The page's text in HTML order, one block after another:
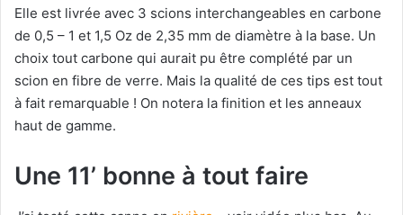
Elle est livrée avec 3 scions interchangeables en carbone
de 0,5 – 1 et 1,5 Oz de 2,35 mm de diamètre à la base. Un
choix tout carbone qui aurait pu être complété par un
scion en fibre de verre. Mais la qualité de ces tips est tout
à fait remarquable ! On notera la finition et les anneaux
haut de gamme.
Une 11’ bonne à tout faire